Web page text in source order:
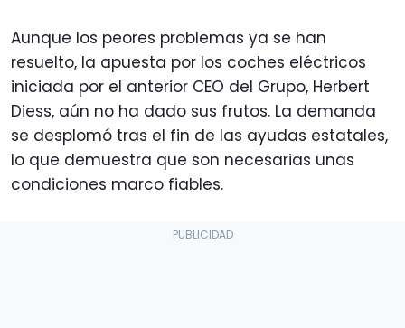
Aunque los peores problemas ya se han
resuelto, la apuesta por los coches eléctricos
iniciada por el anterior CEO del Grupo, Herbert
Diess, aún no ha dado sus frutos. La demanda
se desplomó tras el fin de las ayudas estatales,
lo que demuestra que son necesarias unas
condiciones marco fiables.